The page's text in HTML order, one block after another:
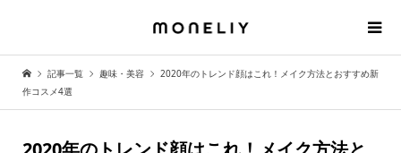
記事一覧 趣味・美容
2020年のトレンド顔はこれ！メイク方法とおすすめ新
作コスメ4選